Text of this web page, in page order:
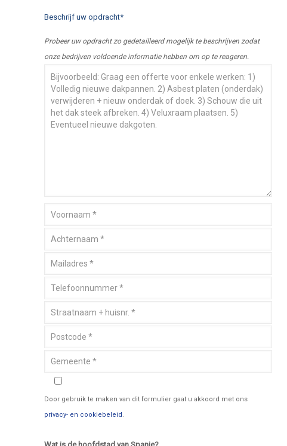
Beschrijf uw opdracht*
Probeer uw opdracht zo gedetailleerd mogelijk te beschrijven zodat
onze bedrijven voldoende informatie hebben om op te reageren.
Door gebruik te maken van dit formulier gaat u akkoord met ons
privacy- en cookiebeleid.